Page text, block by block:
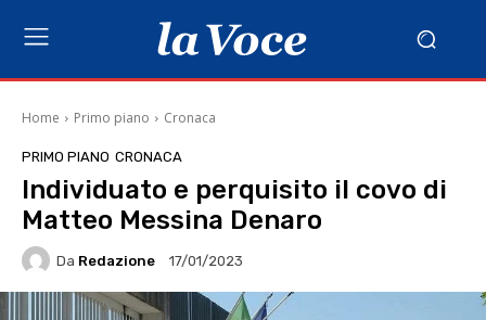
Home Primo piano Cronaca
PRIMO PIANO CRONACA
Individuato e perquisito il covo di
Matteo Messina Denaro
Da Redazione 17/01/2023